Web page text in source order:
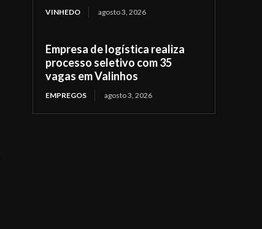
VINHEDO agosto 3, 2026
Empresa de logística realiza
processo seletivo com 35
vagas em Valinhos
EMPREGOS agosto 3, 2026